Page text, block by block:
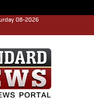
08-2026